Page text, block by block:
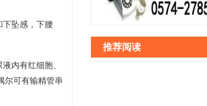
下坠感，下腰
内有红细胞、
尔可有输精管串
推荐阅读